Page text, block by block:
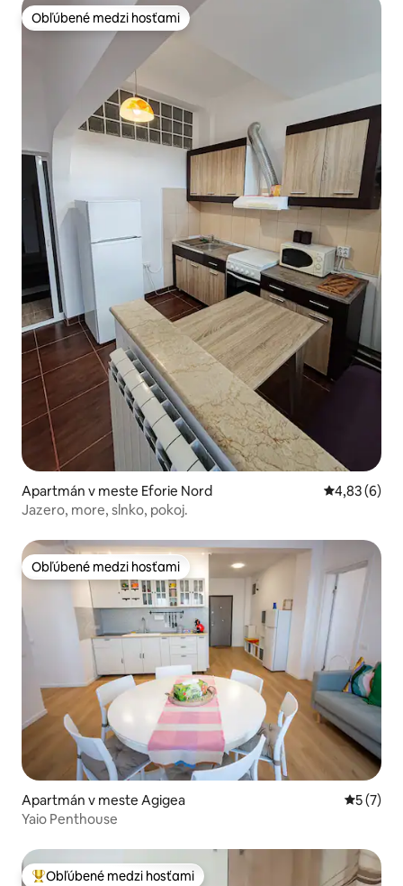
Obľúbené medzi hosťami
Obľúbené medzi hosťami
Apartmán v meste Eforie Nord Priemerné
4,83 (6)
Jazero, more, slnko, pokoj.
Obľúbené medzi hosťami
Obľúbené medzi hosťami
Apartmán v meste Agigea
5 (7)
Yaio Penthouse
Obľúbené medzi hosťami